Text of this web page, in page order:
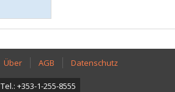
Über AGB Datenschutz
Tel.: +353-1-255-8555